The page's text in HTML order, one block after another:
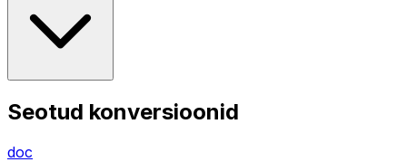
Seotud konversioonid
doc